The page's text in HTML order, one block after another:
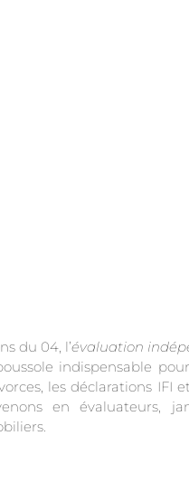
du 04, l’évaluation
indispensable
les déclarations IFI
en évaluateurs,